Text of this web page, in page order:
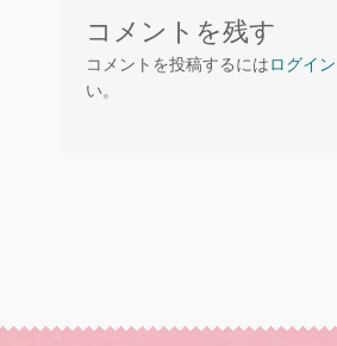
ゲ
ー
シ
コメントを残す
コメントを投稿するには ログイン
い。